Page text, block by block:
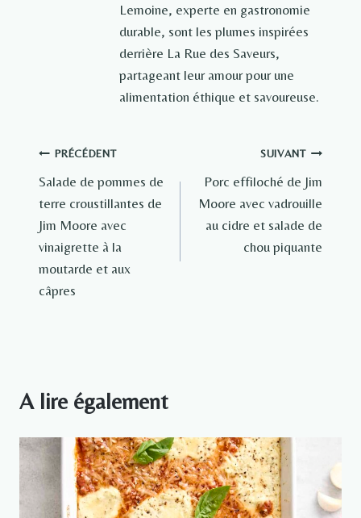
Lemoine, experte en gastronomie
durable, sont les plumes inspirées
derrière La Rue des Saveurs,
partageant leur amour pour une
alimentation éthique et savoureuse.
Navigation
de
l’article
PRÉCÉDENT
Salade de pommes de
terre croustillantes de
Jim Moore avec
vinaigrette à la
moutarde et aux
câpres
SUIVANT
Porc effiloché de Jim
Moore avec vadrouille
au cidre et salade de
chou piquante
A lire également